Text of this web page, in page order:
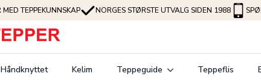
TEPPEKUNNSKAP NORGES STØRSTE UTVALG SIDEN 1988
Håndknyttet Kelim Teppeguide Teppeflis